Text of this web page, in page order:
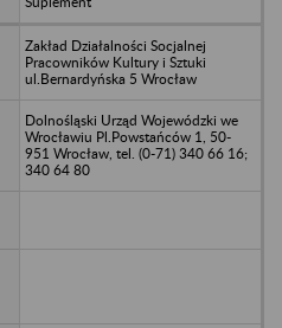
Zakład Działalności Socjalnej
Pracowników Kultury i Sztuki
ul.Bernardyńska 5 Wrocław
Dolnośląski Urząd Wojewódzki we
Wrocławiu Pl.Powstańców 1, 50-
951 Wrocław, tel. (0-71) 340 66 16;
340 64 80